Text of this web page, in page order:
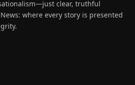
clear, truthful
where every story is presented